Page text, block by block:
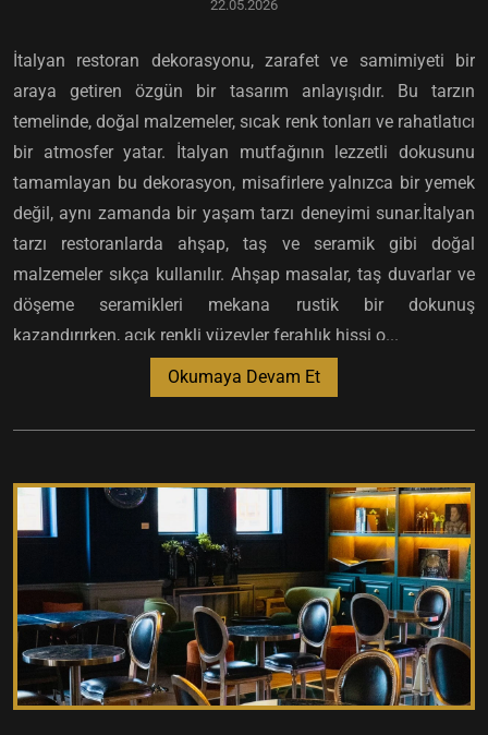
22.05.2026
İtalyan restoran dekorasyonu, zarafet ve samimiyeti bir
araya getiren özgün bir tasarım anlayışıdır. Bu tarzın
temelinde, doğal malzemeler, sıcak renk tonları ve rahatlatıcı
bir atmosfer yatar. İtalyan mutfağının lezzetli dokusunu
tamamlayan bu dekorasyon, misafirlere yalnızca bir yemek
değil, aynı zamanda bir yaşam tarzı deneyimi sunar.İtalyan
tarzı restoranlarda ahşap, taş ve seramik gibi doğal
malzemeler sıkça kullanılır. Ahşap masalar, taş duvarlar ve
döşeme seramikleri mekana rustik bir dokunuş
kazandırırken, açık renkli yüzeyler ferahlık hissi o...
Okumaya Devam Et